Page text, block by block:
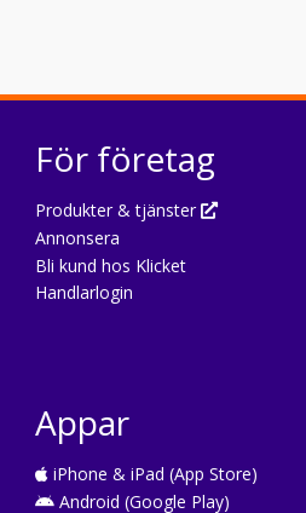
För företag
Produkter & tjänster
Annonsera
Bli kund hos Klicket
Handlarlogin
Appar
iPhone & iPad (App Store)
Android (Google Play)